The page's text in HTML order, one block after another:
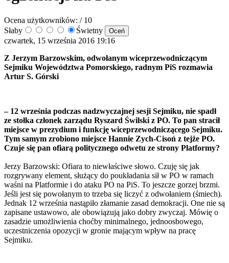
Ocena użytkowników: / 10
Słaby
Świetny
czwartek, 15 września 2016 19:16
Z Jerzym Barzowskim, odwołanym wiceprzewodniczącym
Sejmiku Województwa Pomorskiego, radnym PiS rozmawia
Artur S. Górski
– 12 września podczas nadzwyczajnej sesji Sejmiku, nie spadł
ze stołka członek zarządu Ryszard Świlski z PO. To pan stracił
miejsce w prezydium i funkcję wiceprzewodniczącego Sejmiku.
Tym samym zrobiono miejsce Hannie Zych-Cisoń z tejże PO.
Czuje się pan ofiarą politycznego odwetu ze strony Platformy?
Jerzy Barzowski: Ofiara to niewłaściwe słowo. Czuję się jak
rozgrywany element, służący do poukładania sił w PO w ramach
waśni na Platformie i do ataku PO na PiS. To jeszcze gorzej brzmi.
Jeśli jest się powołanym to trzeba się liczyć z odwołaniem (śmiech).
Jednak 12 września nastąpiło złamanie zasad demokracji. One nie są
zapisane ustawowo, ale obowiązują jako dobry zwyczaj. Mówię o
zasadzie umożliwienia choćby minimalnego, jednoosbowego,
uczestniczenia opozycji w gronie mającym wpływ na pracę
Sejmiku.